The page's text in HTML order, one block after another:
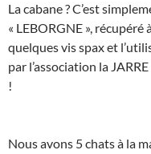
La cabane ? C’est
« LEBORGNE »,
quelques vis spax et
par l’association la
!
Nous avons 5 chats à la